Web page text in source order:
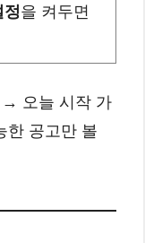
정을 켜두면
→ 오늘 시작 가
한 공고만 볼